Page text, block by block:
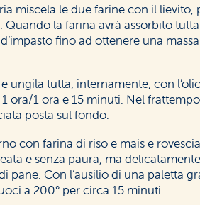
miscela le due farine con il lievito,
la farina avrà assorbito
fino ad ottenere una
ungila tutta, internamente, con
ora/1 ora e 15 minuti. Nel
posta sul fondo.
con farina di riso e mais e
e senza paura, ma
pane. Con l’ausilio di una paletta
a 200° per circa 15 minuti.